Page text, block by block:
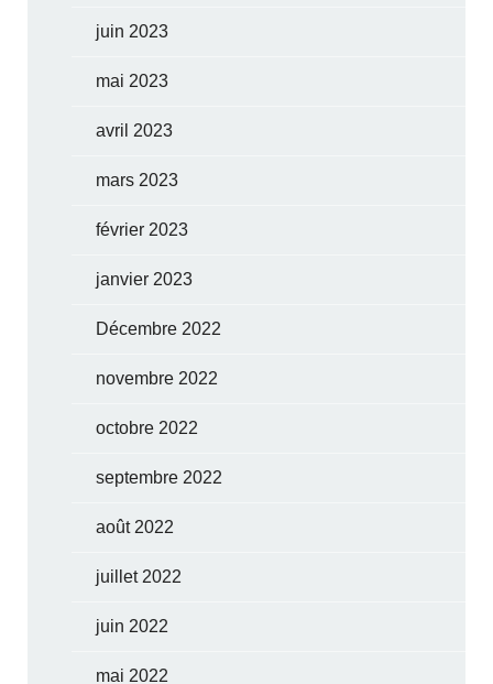
juin 2023
mai 2023
avril 2023
mars 2023
février 2023
janvier 2023
Décembre 2022
novembre 2022
octobre 2022
septembre 2022
août 2022
juillet 2022
juin 2022
mai 2022